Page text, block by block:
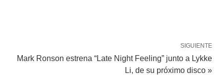
SIGUIENTE
Mark Ronson estrena “Late Night Feeling” junto a Lykke
Li, de su próximo disco »